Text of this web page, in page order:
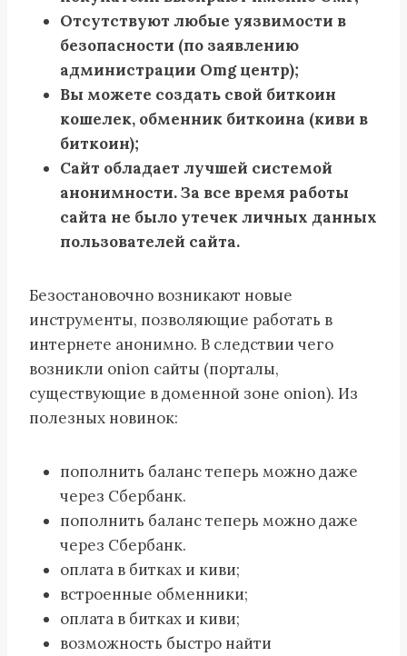
Отсутствуют любые уязвимости в
безопасности (по заявлению
администрации Omg центр);
Вы можете создать свой биткоин
кошелек, обменник биткоина (киви в
биткоин);
Сайт обладает лучшей системой
анонимности. За все время работы
сайта не было утечек личных данных
пользователей сайта.
Безостановочно возникают новые
инструменты, позволяющие работать в
интернете анонимно. В следствии чего
возникли onion сайты (порталы,
существующие в доменной зоне onion). Из
полезных новинок:
пополнить баланс теперь можно даже
через Сбербанк.
пополнить баланс теперь можно даже
через Сбербанк.
оплата в битках и киви;
встроенные обменники;
оплата в битках и киви;
возможность быстро найти